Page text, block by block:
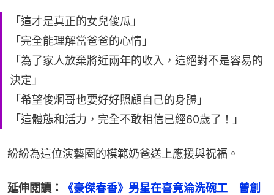
「這才是真正的女兒傻瓜」
「完全能理解當爸爸的心情」
「為了家人放棄將近兩年的收入，這絕對不是容易的
決定」
「希望俊炯哥也要好好照顧自己的身體」
「這體態和活力，完全不敢相信已經60歲了！」
紛紛為這位演藝圈的模範奶爸送上應援與祝福。
延伸閱讀：
《豪傑春香》男星在喜竟淪洗碗工　曾創